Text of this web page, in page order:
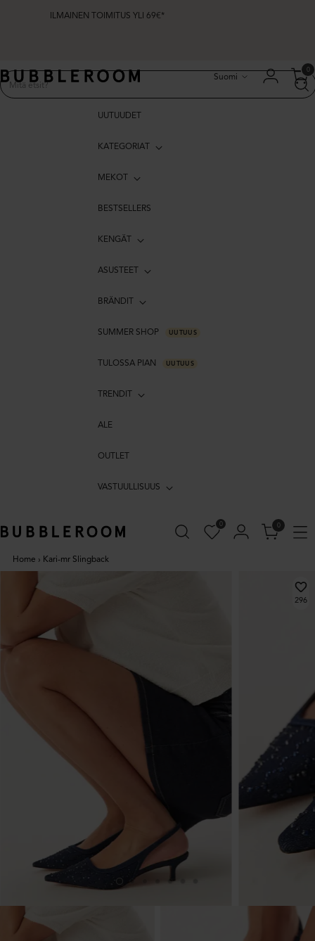
ILMAINEN TOIMITUS YLI 69€*
Suomi
0
UUTUUDET
KATEGORIAT
MEKOT
BESTSELLERS
KENGÄT
ASUSTEET
BRÄNDIT
SUMMER SHOP UUTUUS
TULOSSA PIAN UUTUUS
TRENDIT
ALE
OUTLET
VASTUULLISUUS
0 0
Home › Kari-mr Slingback
296